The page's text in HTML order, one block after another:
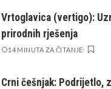
Vrtoglavica (vertigo):
prirodnih rješenja
14 MINUTA ZA ČITANJE
Crni češnjak: Podrijetlo,